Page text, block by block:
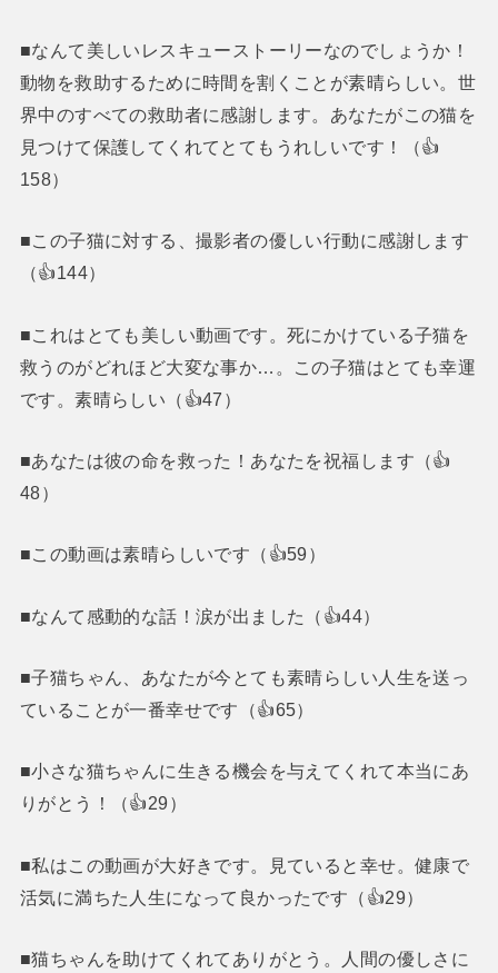
■なんて美しいレスキューストーリーなのでしょうか！
動物を救助するために時間を割くことが素晴らしい。世
界中のすべての救助者に感謝します。あなたがこの猫を
見つけて保護してくれてとてもうれしいです！（👍
158）
■この子猫に対する、撮影者の優しい行動に感謝します
（👍144）
■これはとても美しい動画です。死にかけている子猫を
救うのがどれほど大変な事か…。この子猫はとても幸運
です。素晴らしい（👍47）
■あなたは彼の命を救った！あなたを祝福します（👍
48）
■この動画は素晴らしいです（👍59）
■なんて感動的な話！涙が出ました（👍44）
■子猫ちゃん、あなたが今とても素晴らしい人生を送っ
ていることが一番幸せです（👍65）
■小さな猫ちゃんに生きる機会を与えてくれて本当にあ
りがとう！（👍29）
■私はこの動画が大好きです。見ていると幸せ。健康で
活気に満ちた人生になって良かったです（👍29）
■猫ちゃんを助けてくれてありがとう。人間の優しさに